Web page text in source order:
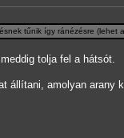
tűnik így ránézésre (lehet
tolja fel a hátsót.
állítani, amolyan arany